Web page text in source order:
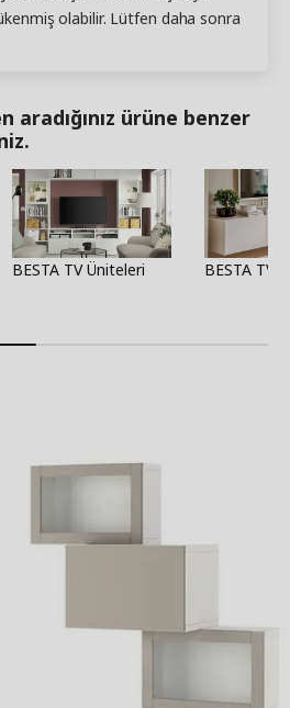
olabilir. Lütfen daha sonra
ürüne benzer
BESTA TV Üniteleri BESTA TV